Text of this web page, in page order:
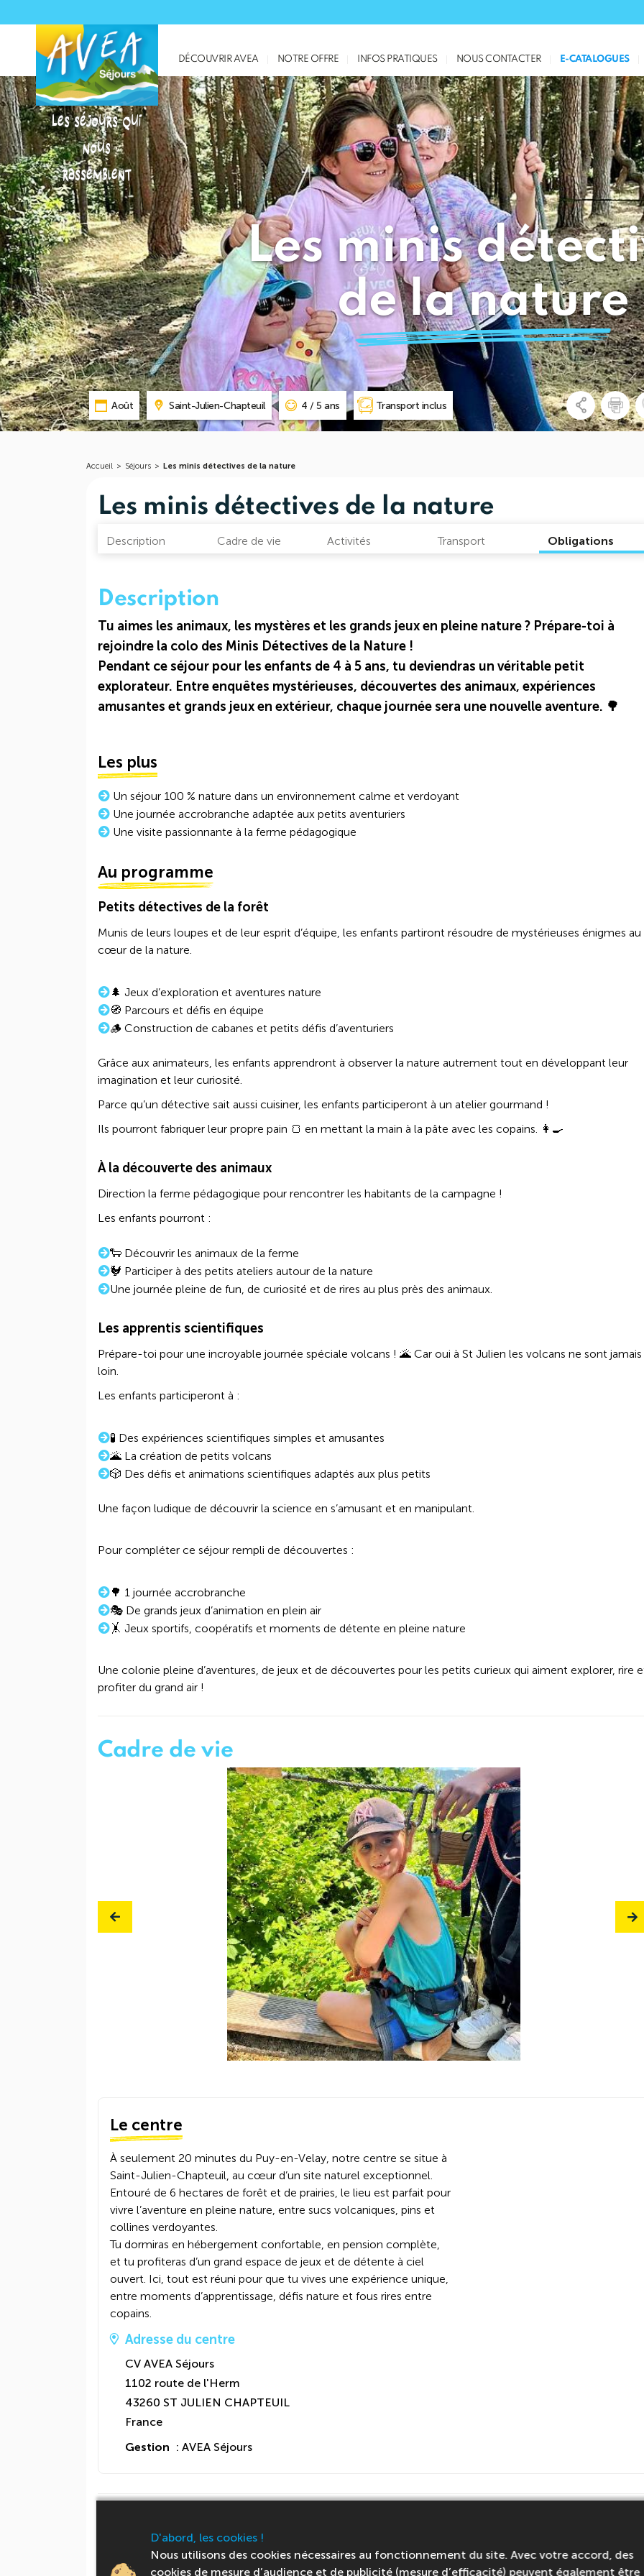
Les séjours qui
nous
rassemblent
DÉCOUVRIR AVEA NOTRE OFFRE INFOS PRATIQUES NOUS CONTACTER E-CATALOGUES
Les minis
de la nature
Août Saint-Julien-Chapteuil 4 / 5 ans Transport inclus
Accueil > Séjours > Les minis détectives de la nature
Les minis détectives de la nature
Description Cadre de vie Activités Transport Obligations
Description
Tu aimes les animaux, les mystères et les grands jeux en pleine nature ? Prépare-toi à
rejoindre la colo des Minis Détectives de la Nature !
Pendant ce séjour pour les enfants de 4 à 5 ans, tu deviendras un véritable petit
explorateur. Entre enquêtes mystérieuses, découvertes des animaux, expériences
amusantes et grands jeux en extérieur, chaque journée sera une nouvelle aventure. 🌳
Les plus
Un séjour 100 % nature dans un environnement calme et verdoyant
Une journée accrobranche adaptée aux petits aventuriers
Une visite passionnante à la ferme pédagogique
Au programme
Petits détectives de la forêt
Munis de leurs loupes et de leur esprit d’équipe, les enfants partiront résoudre de mystérieuses énigmes au
cœur de la nature.
🌲 Jeux d’exploration et aventures nature
🧭 Parcours et défis en équipe
🪵 Construction de cabanes et petits défis d’aventuriers
Grâce aux animateurs, les enfants apprendront à observer la nature autrement tout en développant leur
imagination et leur curiosité.
Parce qu’un détective sait aussi cuisiner, les enfants participeront à un atelier gourmand !
Ils pourront fabriquer leur propre pain 🍞 en mettant la main à la pâte avec les copains. 👩‍🍳
À la découverte des animaux
Direction la ferme pédagogique pour rencontrer les habitants de la campagne !
Les enfants pourront :
🐑 Découvrir les animaux de la ferme
🐓 Participer à des petits ateliers autour de la nature
Une journée pleine de fun, de curiosité et de rires au plus près des animaux.
Les apprentis scientifiques
Prépare-toi pour une incroyable journée spéciale volcans ! 🌋 Car oui à St Julien les volcans ne sont jamais
loin.
Les enfants participeront à :
🧪 Des expériences scientifiques simples et amusantes
🌋 La création de petits volcans
🎲 Des défis et animations scientifiques adaptés aux plus petits
Une façon ludique de découvrir la science en s’amusant et en manipulant.
Pour compléter ce séjour rempli de découvertes :
🌳 1 journée accrobranche
🎭 De grands jeux d’animation en plein air
🤸 Jeux sportifs, coopératifs et moments de détente en pleine nature
Une colonie pleine d’aventures, de jeux et de découvertes pour les petits curieux qui aiment explorer, rire
profiter du grand air !
Cadre de vie
Le centre
À seulement 20 minutes du Puy-en-Velay, notre centre se situe à
Saint-Julien-Chapteuil, au cœur d’un site naturel exceptionnel.
Entouré de 6 hectares de forêt et de prairies, le lieu est parfait pour
vivre l’aventure en pleine nature, entre sucs volcaniques, pins et
collines verdoyantes.
Tu dormiras en hébergement confortable, en pension complète,
et tu profiteras d’un grand espace de jeux et de détente à ciel
ouvert. Ici, tout est réuni pour que tu vives une expérience unique,
entre moments d’apprentissage, défis nature et fous rires entre
copains.
Adresse du centre
CV AVEA Séjours
1102 route de l'Herm
43260 ST JULIEN CHAPTEUIL
France
Gestion : AVEA Séjours
ActivitésD'abord, les cookies !
Nous utilisons des cookies nécessaires au fonctionnement du site. Avec votre accord, des
cookies de mesure d’audience et de publicité (mesure d’efficacité) peuvent également être